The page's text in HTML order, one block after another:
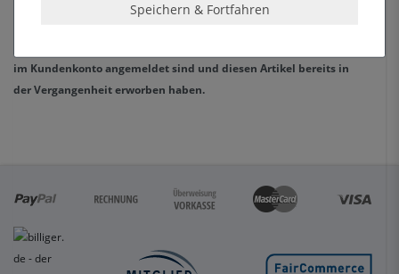
im Kundenkonto angemeldet sind und diesen Artikel bereits in
der Vergangenheit erworben haben.
Speichern & Fortfahren